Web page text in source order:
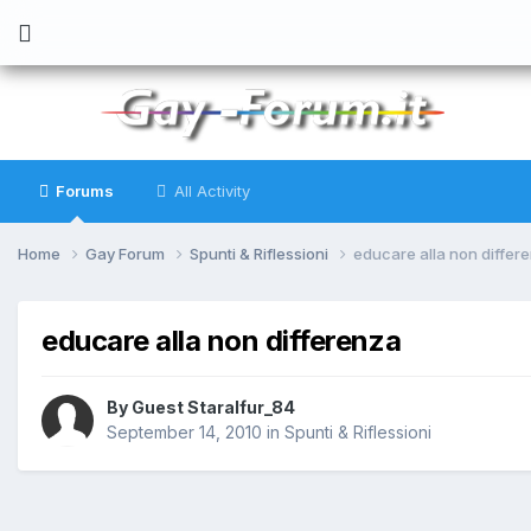
Forums All Activity
Home Gay Forum Spunti & Riflessioni educare alla non
educare alla non differenza
By Guest Staralfur_84
September 14, 2010 in Spunti & Riflessioni